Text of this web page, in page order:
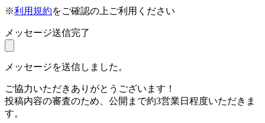
※利用規約をご確認の上ご利用ください
メッセージ送信完了
メッセージを送信しました。
ご協力いただきありがとうございます！
投稿内容の審査のため、公開まで約3営業日程度いただきま
す。